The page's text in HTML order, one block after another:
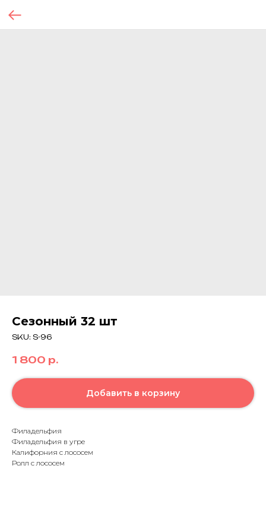
Сезонный 32 шт
SKU: S-96
1 800 р.
Добавить в корзину
Филадельфия
Филадельфия в угре
Калифорния с лососем
Ролл с лососем